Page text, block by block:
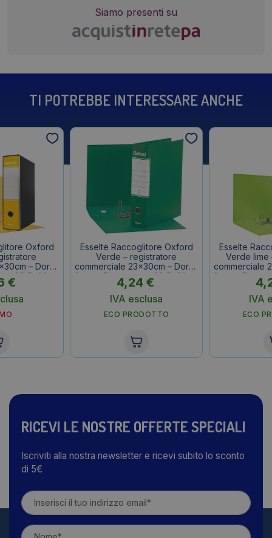
Siamo presenti su
TI POTREBBE INTERESSARE ANCHE
Oxford
– Dorso
29,5x32cm
€
Esselte Raccoglitore Oxford
Verde – registratore
commerciale 23x30cm – Dorso
8 cm – F.to esterno 29,5x32cm
4,24 €
IVA esclusa
ECO PRODOTTO
Esselte
Verde lime
commerciale
8 cm – F.to
IVA
ECO
RICEVI LE NOSTRE OFFERTE SPECIALI
Iscriviti alla nostra newsletter e ricevi subito lo sconto
di 5€